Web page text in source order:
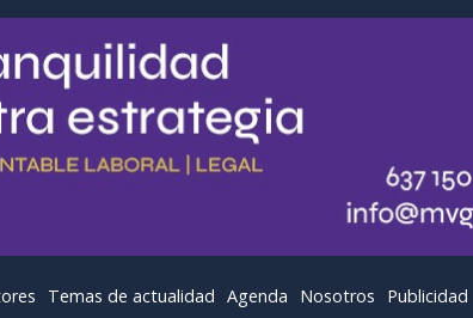
Temas de actualidad Agenda Nosotros Publicidad